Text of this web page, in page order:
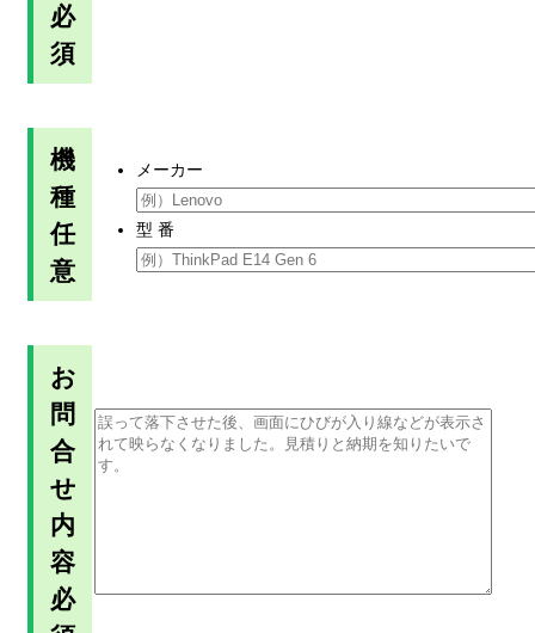
必
須
機
種
任
意
メーカー
型 番
お
問
合
せ
内
容
必